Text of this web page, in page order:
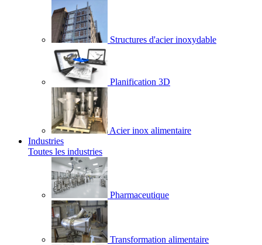
Structures d'acier inoxydable
Planification 3D
Acier inox alimentaire
Industries
Toutes les industries
Pharmaceutique
Transformation alimentaire